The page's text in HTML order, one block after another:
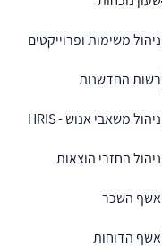
ניהול משימות ופרוייקטים
רשות החדשנות
ניהול משאבי אנוש - HRIS
ניהול החזרי הוצאות
אשף השכר
אשף הדוחות